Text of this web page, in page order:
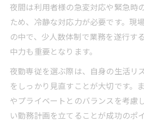
夜勤専従という働き方で
回と記録業務
夜勤専従として働く夜の現場イ
夜勤専従という働き方が支
現場風景
夜勤専従という働き方で
雰囲気
夜勤専従という働き方での
夜間は利用者様の急変対応や緊急時
ため、冷静な対応力が必要です。現
の中で、少人数体制で業務を遂行す
中力も重要となります。
夜勤専従を選ぶ際は、自身の生活リ
をしっかり見直すことが大切です。
やプライベートとのバランスを考慮
い勤務計画を立てることが成功のポ